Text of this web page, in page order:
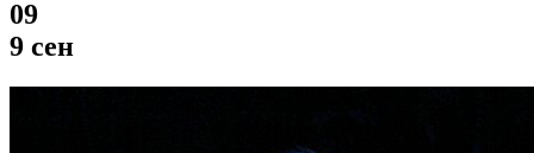
09
9 сен